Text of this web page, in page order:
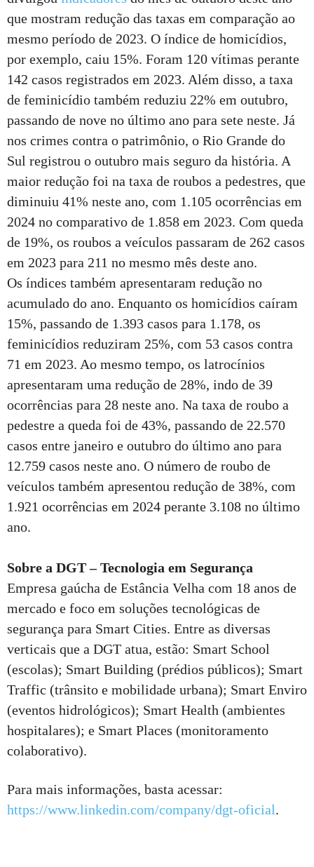
que mostram redução das taxas em comparação ao
mesmo período de 2023. O índice de homicídios,
por exemplo, caiu 15%. Foram 120 vítimas perante
142 casos registrados em 2023. Além disso, a taxa
de feminicídio também reduziu 22% em outubro,
passando de nove no último ano para sete neste. Já
nos crimes contra o patrimônio, o Rio Grande do
Sul registrou o outubro mais seguro da história. A
maior redução foi na taxa de roubos a pedestres, que
diminuiu 41% neste ano, com 1.105 ocorrências em
2024 no comparativo de 1.858 em 2023. Com queda
de 19%, os roubos a veículos passaram de 262 casos
em 2023 para 211 no mesmo mês deste ano.
Os índices também apresentaram redução no
acumulado do ano. Enquanto os homicídios caíram
15%, passando de 1.393 casos para 1.178, os
feminicídios reduziram 25%, com 53 casos contra
71 em 2023. Ao mesmo tempo, os latrocínios
apresentaram uma redução de 28%, indo de 39
ocorrências para 28 neste ano. Na taxa de roubo a
pedestre a queda foi de 43%, passando de 22.570
casos entre janeiro e outubro do último ano para
12.759 casos neste ano. O número de roubo de
veículos também apresentou redução de 38%, com
1.921 ocorrências em 2024 perante 3.108 no último
ano.
Sobre a DGT – Tecnologia em Segurança
Empresa gaúcha de Estância Velha com 18 anos de
mercado e foco em soluções tecnológicas de
segurança para Smart Cities. Entre as diversas
verticais que a DGT atua, estão: Smart School
(escolas); Smart Building (prédios públicos); Smart
Traffic (trânsito e mobilidade urbana); Smart Enviro
(eventos hidrológicos); Smart Health (ambientes
hospitalares); e Smart Places (monitoramento
colaborativo).
Para mais informações, basta acessar:
https://www.linkedin.com/company/dgt-oficial.